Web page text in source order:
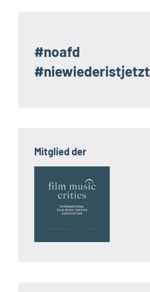
#noafd
#niewiederistjetzt
Mitglied der